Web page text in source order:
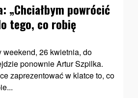
„Chciałbym powrócić
tego, co robię
weekend, 26 kwietnia, do
ponownie Artur Szpilka.
zaprezentować w klatce to, co